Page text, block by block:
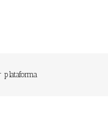
plataforma